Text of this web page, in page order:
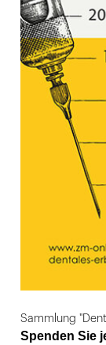
Sammlung
Spenden Sie